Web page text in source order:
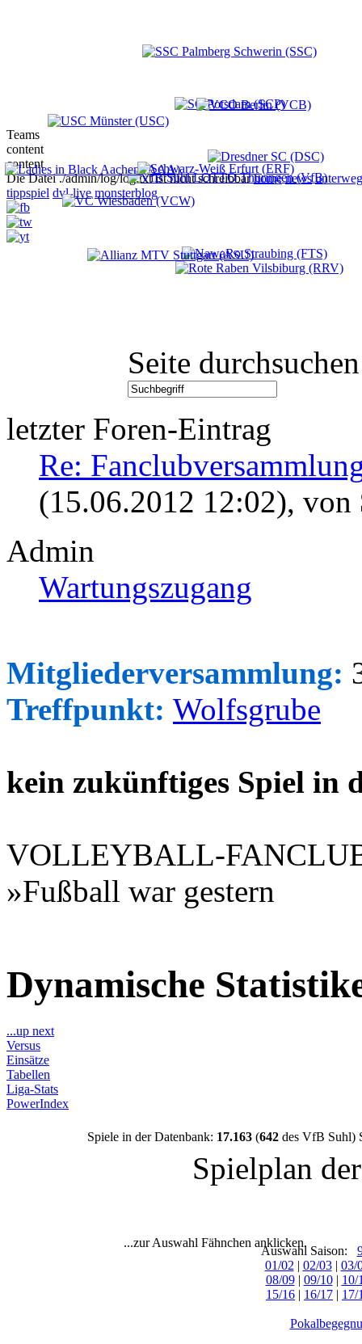
Teams
content
content
Die Datei ./admin/log/log.txt ist nicht schreibbarhome news
tippspiel dvl-live monsterblog
Seite durchsuchen
letzter Foren-Eintrag
Re:
(15.06.2012 12:02), von
Admin
Wartungszugang
Mitgliederversammlung:
Treffpunkt: Wolfsgrube
kein zukünftiges Spiel in
VOLLEYBALL-
»Fußball war gestern
Dynamische
...up next
Versus
Einsätze
Tabellen
Liga-Stats
PowerIndex
Spiele in der Datenbank: 17.163(642des VfB Suhl)
Spielplan
...zur Auswahl Fähnchen anklicken.
Auswahl Saison:
01/02 | 02/03| 03/
08/09| 09/10| 10/
15/16 | 16/17 | 17/